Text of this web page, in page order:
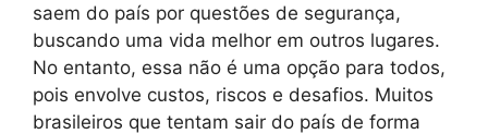
saem do país por questões de segurança,
buscando uma vida melhor em outros lugares.
No entanto, essa não é uma opção para todos,
pois envolve custos, riscos e desafios. Muitos
brasileiros que tentam sair do país de forma